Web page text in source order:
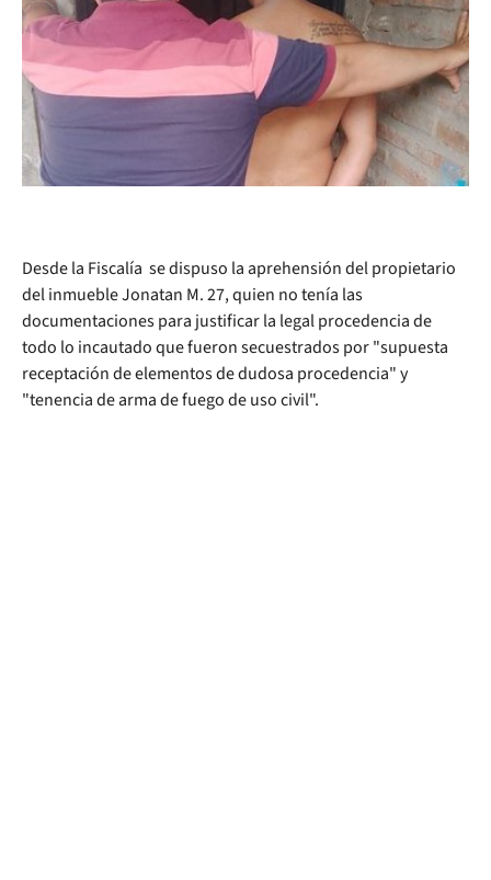
Desde la Fiscalía se dispuso la aprehensión del propietario
del inmueble Jonatan M. 27, quien no tenía las
documentaciones para justificar la legal procedencia de
todo lo incautado que fueron secuestrados por "supuesta
receptación de elementos de dudosa procedencia" y
"tenencia de arma de fuego de uso civil".